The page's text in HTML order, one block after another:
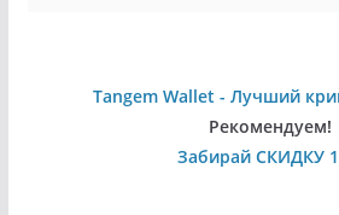
Tangem Wallet - Лучший
Рекомендуем!
Забирай СКИДКУ